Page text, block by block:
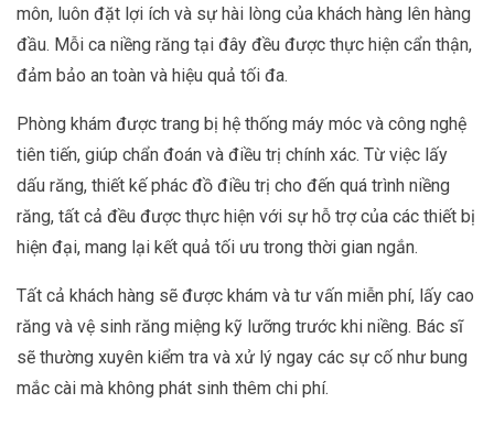
môn, luôn đặt lợi ích và sự hài lòng của khách hàng lên hàng
đầu. Mỗi ca niềng răng tại đây đều được thực hiện cẩn thận,
đảm bảo an toàn và hiệu quả tối đa.
Phòng khám được trang bị hệ thống máy móc và công nghệ
tiên tiến, giúp chẩn đoán và điều trị chính xác. Từ việc lấy
dấu răng, thiết kế phác đồ điều trị cho đến quá trình niềng
răng, tất cả đều được thực hiện với sự hỗ trợ của các thiết bị
hiện đại, mang lại kết quả tối ưu trong thời gian ngắn.
Tất cả khách hàng sẽ được khám và tư vấn miễn phí, lấy cao
răng và vệ sinh răng miệng kỹ lưỡng trước khi niềng. Bác sĩ
sẽ thường xuyên kiểm tra và xử lý ngay các sự cố như bung
mắc cài mà không phát sinh thêm chi phí.